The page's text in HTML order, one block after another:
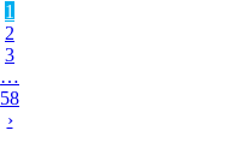
1
2
3
…
58
›